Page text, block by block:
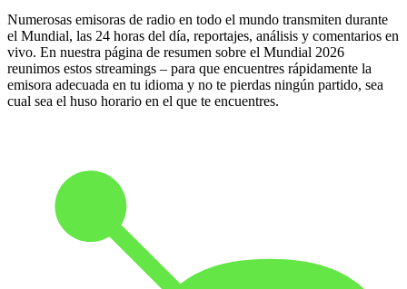
Numerosas emisoras de radio en todo el mundo transmiten durante
el Mundial, las 24 horas del día, reportajes, análisis y comentarios en
vivo. En nuestra página de resumen sobre el Mundial 2026
reunimos estos streamings – para que encuentres rápidamente la
emisora adecuada en tu idioma y no te pierdas ningún partido, sea
cual sea el huso horario en el que te encuentres.